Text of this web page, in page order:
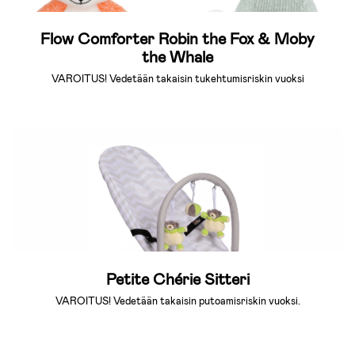
Flow Comforter Robin the Fox & Moby
the Whale
VAROITUS! Vedetään takaisin tukehtumisriskin vuoksi
Petite Chérie Sitteri
VAROITUS! Vedetään takaisin putoamisriskin vuoksi.